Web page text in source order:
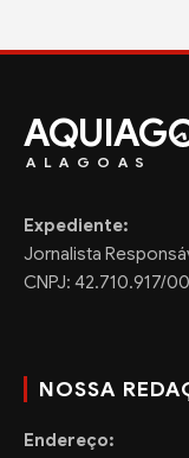
AQUIAG
ALAGOAS
Expediente:
Jornalista
CNPJ: 42.710.917/
NOSSA
Endereço: